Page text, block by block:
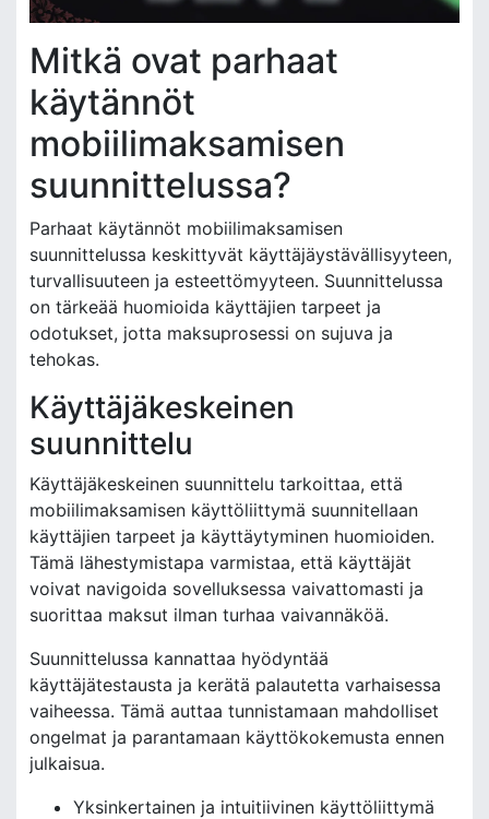
Mitkä ovat parhaat
käytännöt
mobiilimaksamisen
suunnittelussa?
Parhaat käytännöt mobiilimaksamisen
suunnittelussa keskittyvät käyttäjäystävällisyyteen,
turvallisuuteen ja esteettömyyteen. Suunnittelussa
on tärkeää huomioida käyttäjien tarpeet ja
odotukset, jotta maksuprosessi on sujuva ja
tehokas.
Käyttäjäkeskeinen
suunnittelu
Käyttäjäkeskeinen suunnittelu tarkoittaa, että
mobiilimaksamisen käyttöliittymä suunnitellaan
käyttäjien tarpeet ja käyttäytyminen huomioiden.
Tämä lähestymistapa varmistaa, että käyttäjät
voivat navigoida sovelluksessa vaivattomasti ja
suorittaa maksut ilman turhaa vaivannäköä.
Suunnittelussa kannattaa hyödyntää
käyttäjätestausta ja kerätä palautetta varhaisessa
vaiheessa. Tämä auttaa tunnistamaan mahdolliset
ongelmat ja parantamaan käyttökokemusta ennen
julkaisua.
Yksinkertainen ja intuitiivinen käyttöliittymä